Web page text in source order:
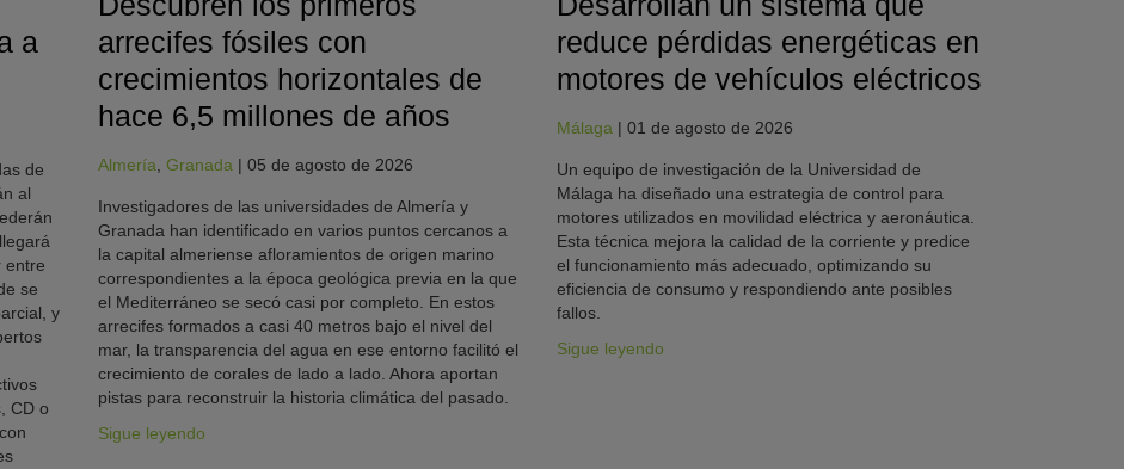
a
de
al
entre
se
y
CD o
arrecifes fósiles con
crecimientos horizontales de
hace 6,5 millones de años
Almería ,Granada |05 de agosto de 2026
Investigadores de las universidades de Almería y
Granada han identificado en varios puntos cercanos a
la capital almeriense afloramientos de origen marino
correspondientes a la época geológica previa en la que
el Mediterráneo se secó casi por completo. En estos
arrecifes formados a casi 40 metros bajo el nivel del
mar, la transparencia del agua en ese entorno facilitó el
crecimiento de corales de lado a lado. Ahora aportan
pistas para reconstruir la historia climática del pasado.
Sigue leyendo
reduce pérdidas energéticas en
motores de vehículos eléctricos
Málaga | 01 de agosto de 2026
Un equipo de investigación de la Universidad de
Málaga ha diseñado una estrategia de control para
motores utilizados en movilidad eléctrica y aeronáutica.
Esta técnica mejora la calidad de la corriente y predice
el funcionamiento más adecuado, optimizando su
eficiencia de consumo y respondiendo ante posibles
fallos.
Sigue leyendo